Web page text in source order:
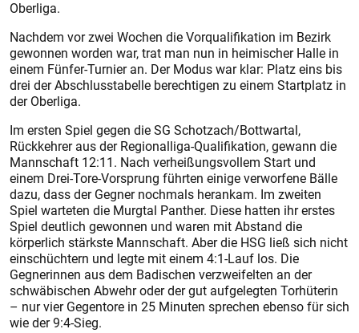
Oberliga.
Nachdem vor zwei Wochen die Vorqualifikation im Bezirk
gewonnen worden war, trat man nun in heimischer Halle in
einem Fünfer-Turnier an. Der Modus war klar: Platz eins bis
drei der Abschlusstabelle berechtigen zu einem Startplatz in
der Oberliga.
Im ersten Spiel gegen die SG Schotzach/Bottwartal,
Rückkehrer aus der Regionalliga-Qualifikation, gewann die
Mannschaft 12:11. Nach verheißungsvollem Start und
einem Drei-Tore-Vorsprung führten einige verworfene Bälle
dazu, dass der Gegner nochmals herankam. Im zweiten
Spiel warteten die Murgtal Panther. Diese hatten ihr erstes
Spiel deutlich gewonnen und waren mit Abstand die
körperlich stärks­te Mannschaft. Aber die HSG ließ sich nicht
einschüchtern und legte mit einem 4:1-Lauf los. Die
Gegnerinnen aus dem Badischen verzweifelten an der
schwäbischen Abwehr oder der gut aufgelegten Torhüterin
– nur vier Gegentore in 25 Minuten sprechen ebenso für sich
wie der 9:4-Sieg.